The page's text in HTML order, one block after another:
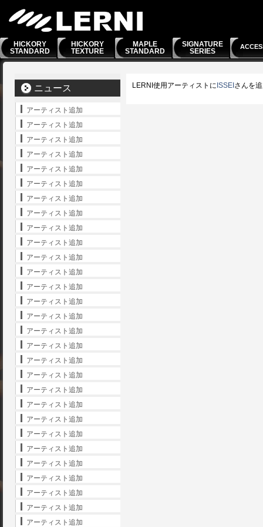
HICKORY
STANDARD
HICKORY
TEXTURE
MAPLE
STANDARD
SIGNATURE
SERIES
LERNI使用アーティストに ISSEI さんを
ニュース
アーティスト追加
アーティスト追加
アーティスト追加
アーティスト追加
アーティスト追加
アーティスト追加
アーティスト追加
アーティスト追加
アーティスト追加
アーティスト追加
アーティスト追加
アーティスト追加
アーティスト追加
アーティスト追加
アーティスト追加
アーティスト追加
アーティスト追加
アーティスト追加
アーティスト追加
アーティスト追加
アーティスト追加
アーティスト追加
アーティスト追加
アーティスト追加
アーティスト追加
アーティスト追加
アーティスト追加
アーティスト追加
アーティスト追加